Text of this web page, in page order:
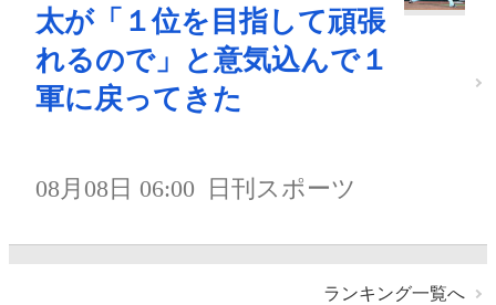
太が「１位を目指して頑張
れるので」と意気込んで１
軍に戻ってきた
08月08日 06:00 日刊スポーツ
ランキング一覧へ